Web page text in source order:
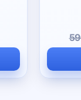
цена:
руб.